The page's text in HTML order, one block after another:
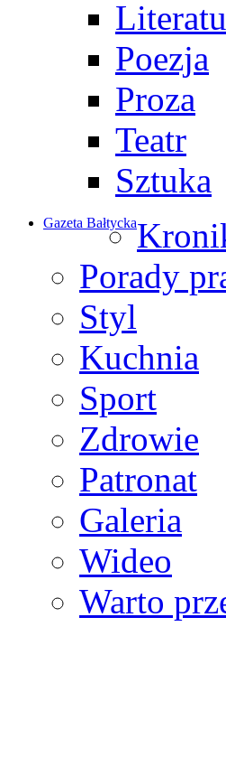
Poezja
Proza
Teatr
Sztuka
Gazeta Bałtycka
Porady
Styl
Kuchnia
Sport
Zdrowie
Patronat
Galeria
Wideo
Warto